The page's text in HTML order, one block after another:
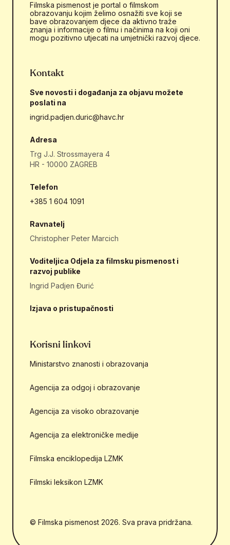
Filmska pismenost je portal o filmskom
obrazovanju kojim želimo osnažiti sve koji se
bave obrazovanjem djece da aktivno traže
znanja i informacije o filmu i načinima na koji oni
mogu pozitivno utjecati na umjetnički razvoj djece.
Kontakt
Sve novosti i događanja za objavu možete
poslati na
ingrid.padjen.duric@havc.hr
Adresa
Trg J.J. Strossmayera 4
HR - 10000 ZAGREB
Telefon
+385 1 604 1091
Ravnatelj
Christopher Peter Marcich
Voditeljica Odjela za filmsku pismenost i
razvoj publike
Ingrid Padjen Đurić
Izjava o pristupačnosti
Korisni linkovi
Ministarstvo znanosti i obrazovanja
Agencija za odgoj i obrazovanje
Agencija za visoko obrazovanje
Agencija za elektroničke medije
Filmska enciklopedija LZMK
Filmski leksikon LZMK
© Filmska pismenost 2026. Sva prava pridržana.